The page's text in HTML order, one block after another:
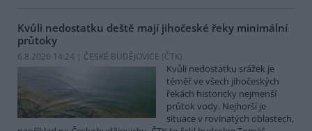
Kvůli nedostatku deště mají jihočeské řeky minimální
průtoky
6.8.2026 14:24 | ČESKÉ BUDĚJOVICE (ČTK)
Kvůli nedostatku srážek je
téměř ve všech jihočeských
řekách historicky nejmenší
průtok vody. Nejhorší je
situace v rovinatých oblastech,